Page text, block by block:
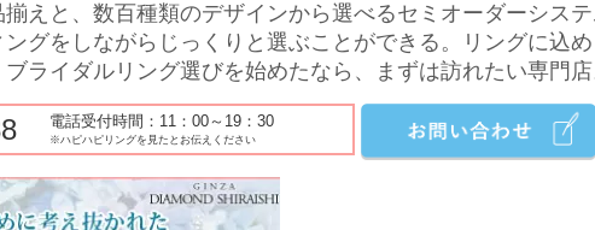
えと、数百種類のデザインから選べるセミオーダーシス
グをしながらじっくりと選ぶことができる。リングに込
ライダルリング選びを始めたなら、まずは訪れたい専門
電話受付時間：11：00～19：30
※ハピハピリングを見たとお伝えください